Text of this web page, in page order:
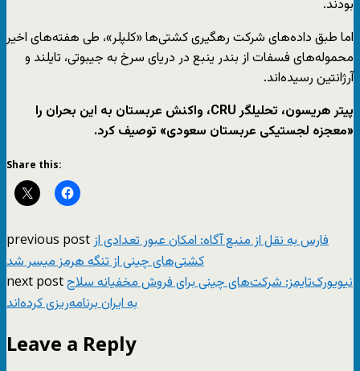
بودند.
اما طبق داده‌های شرکت رهگیری کشتی‌ها «کلپلر»، طی هفته‌های اخیر
محموله‌های فسفات از بندر ینبع در دریای سرخ به جیبوتی، تایلند و
آرژانتین رسیده‌اند.
پیتر هریسون، تحلیلگر CRU، واکنش عربستان به این بحران را
«معجزه لجستیکی عربستان سعودی» توصیف کرد.
Share this:
previous post فارس به نقل از منبع آگاه: امکان عبور تعدادی از
کشتی‌های چینی از تنگه هرمز میسر شد
next postنیویورک‌تایمز: شرکت‌های چینی برای فروش مخفیانه سلاح
به ایران برنامه‌ریزی کرده‌اند
Leave a Reply